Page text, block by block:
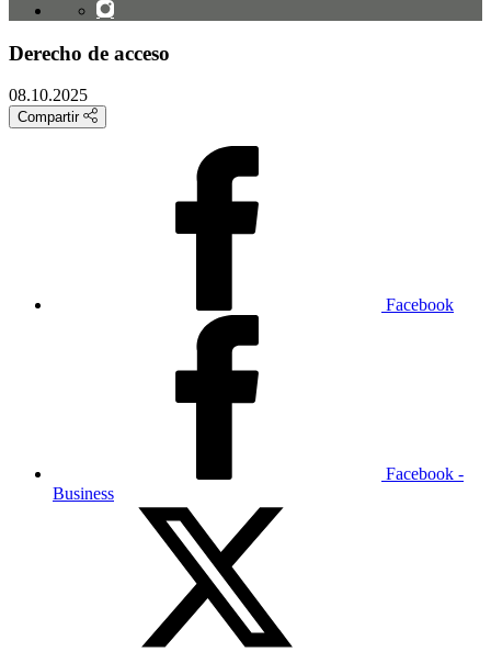
Derecho de acceso
08.10.2025
Compartir
Facebook
Facebook -
Business